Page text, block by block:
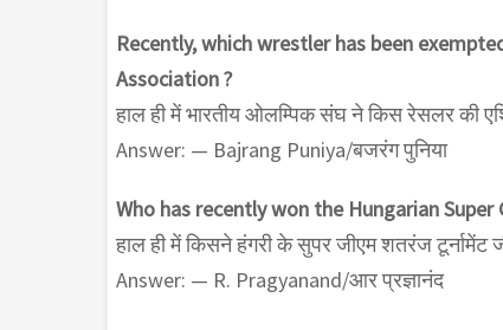
Recently, which wrestler has been
Association ?
हाल ही में भारतीय ओलम्पिक संघ ने किस रेसलर की
Answer: — Bajrang Puniya/बजरंग पुनिया
Who has recently won the Hungarian Super
हाल ही में किसने हंगरी के सुपर जीएम शतरंज टूर्नामेंट
Answer: — R. Pragyanand/आर प्रज्ञानंद